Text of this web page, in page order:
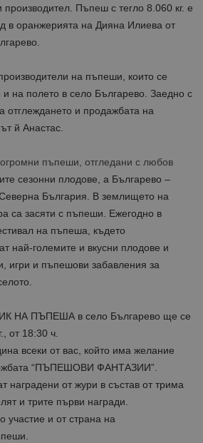
производител. Пъпеш с тегло 8.060 кг. е
в оранжерията на Дияна Илиева от
на пъпеши, които се
на полето в село Българево. Заедно с
отглеждането и продажбата на
й Анастас.
пъпеши, отгледани с любов
сезонни плодове, а Българево –
България. В землището на
са засяти с пъпеши. Ежегодно в
на пъпеша, където
най-големите и вкусни плодове и
игри и пъпешови забавления за
НА ПЪПЕША в село Българево ще се
от 18:30 ч.
всеки от вас, който има желание
“ПЪПЕШОВИ ФАНТАЗИИ”.
наградени от жури в състав от трима
и трите първи награди.
участие и от страна на